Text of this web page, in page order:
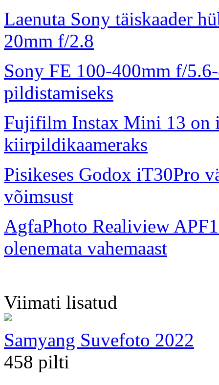
Laenuta Sony täiskaader
20mm f/2.8
Sony FE 100-400mm f/
pildistamiseks
Fujifilm Instax Mini 13 on
kiirpildikaameraks
Pisikeses Godox iT30Pro
võimsust
AgfaPhoto Realiview
olenemata vahemaast
Viimati lisatud
Samyang Suvefoto 2022
458 pilti